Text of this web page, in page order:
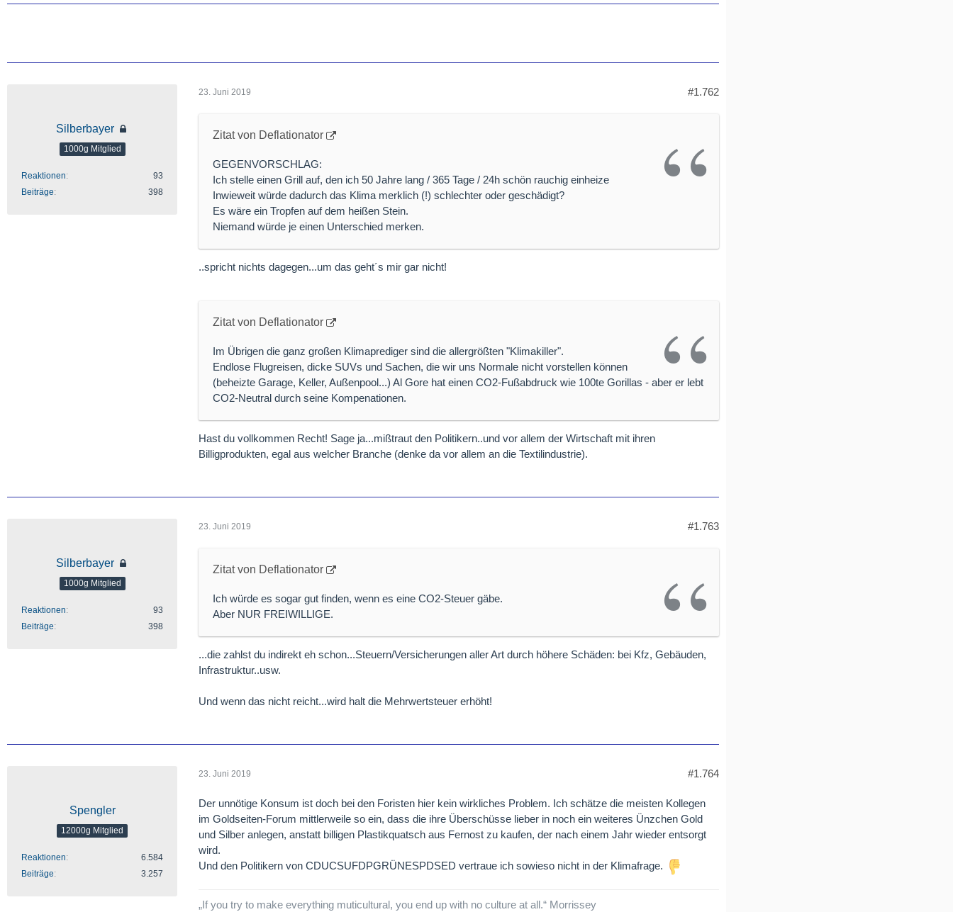
Silberbayer
1000g Mitglied
Reaktionen
93
Beiträge
398
23. Juni 2019 #1.762
Zitat von Deflationator
GEGENVORSCHLAG:
Ich stelle einen Grill auf, den ich 50 Jahre lang / 365 Tage / 24h schön rauchig einheize
Inwieweit würde dadurch das Klima merklich (!) schlechter oder geschädigt?
Es wäre ein Tropfen auf dem heißen Stein.
Niemand würde je einen Unterschied merken.
..spricht nichts dagegen...um das geht´s mir gar nicht!
Zitat von Deflationator
Im Übrigen die ganz großen Klimaprediger sind die allergrößten "Klimakiller".
Endlose Flugreisen, dicke SUVs und Sachen, die wir uns Normale nicht vorstellen können
(beheizte Garage, Keller, Außenpool...) Al Gore hat einen CO2-Fußabdruck wie 100te Gorillas - aber er lebt
CO2-Neutral durch seine Kompenationen.
Hast du vollkommen Recht! Sage ja...mißtraut den Politikern..und vor allem der Wirtschaft mit ihren
Billigprodukten, egal aus welcher Branche (denke da vor allem an die Textilindustrie).
Silberbayer
1000g Mitglied
Reaktionen
93
Beiträge
398
23. Juni 2019 #1.763
Zitat von Deflationator
Ich würde es sogar gut finden, wenn es eine CO2-Steuer gäbe.
Aber NUR FREIWILLIGE.
...die zahlst du indirekt eh schon...Steuern/Versicherungen aller Art durch höhere Schäden: bei Kfz, Gebäuden,
Infrastruktur..usw.
Und wenn das nicht reicht...wird halt die Mehrwertsteuer erhöht!
Spengler
12000g Mitglied
Reaktionen
6.584
Beiträge
3.257
23. Juni 2019 #1.764
Der unnötige Konsum ist doch bei den Foristen hier kein wirkliches Problem. Ich schätze die meisten Kollegen
im Goldseiten-Forum mittlerweile so ein, dass die ihre Überschüsse lieber in noch ein weiteres Ünzchen Gold
und Silber anlegen, anstatt billigen Plastikquatsch aus Fernost zu kaufen, der nach einem Jahr wieder entsorgt
wird.
Und den Politikern von CDUCSUFDPGRÜNESPDSED vertraue ich sowieso nicht in der Klimafrage.
„If you try to make everything muticultural, you end up with no culture at all.“ Morrissey